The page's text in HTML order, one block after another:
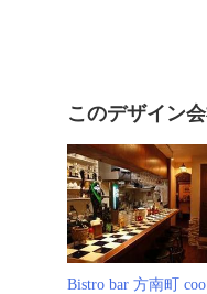
このデザイン
Bistro bar 方南町